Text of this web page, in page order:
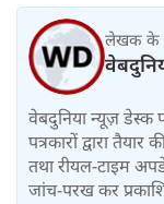
लेखक के
वेबदुनिया न्यूज़ डेस्क
पत्रकारों द्वारा तैयार
तथा रीयल-टाइम
जांच-परख कर